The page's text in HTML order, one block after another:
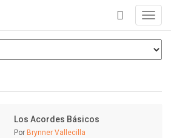
+
Los Acordes Básicos
Por Brynner Vallecilla